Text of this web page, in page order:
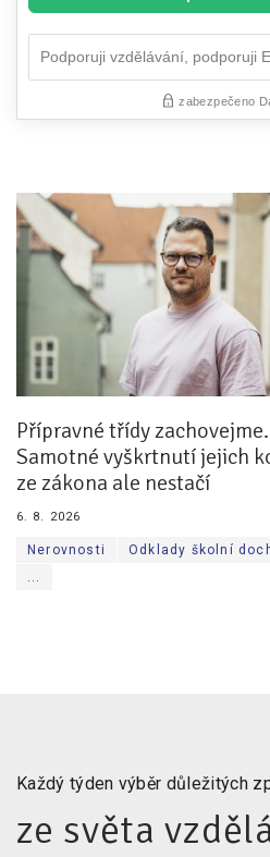
Přípravné třídy zachovejme.
Samotné vyškrtnutí jejich
ze zákona ale nestačí
6. 8. 2026
Nerovnosti
Odklady školní
...
Každý týden výběr důležitých
ze světa